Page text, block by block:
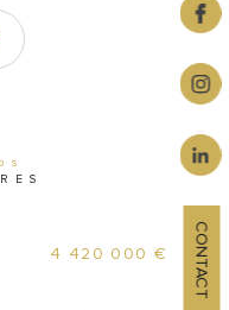
CONTACT
1 699 m², cet
par ses
emplacement
4 420 000 €